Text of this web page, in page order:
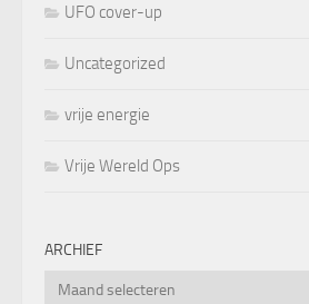
UFO cover-up
Uncategorized
vrije energie
Vrije Wereld Ops
ARCHIEF
Archief